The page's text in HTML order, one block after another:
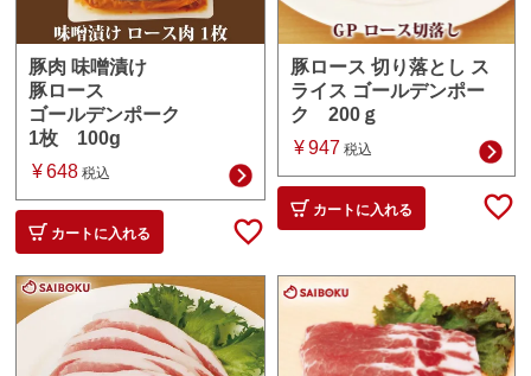
豚肉 味噌漬け
豚ロース
ゴールデンポーク
1枚 100g
¥ 648 税込
カートに入れる
豚ロース 切り落とし ス
ライス ゴールデンポー
ク 200ｇ
¥947 税込
カートに入れる